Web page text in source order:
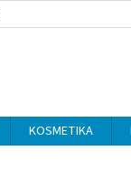
KOSMETIKA